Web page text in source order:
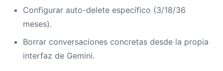
Configurar auto-delete específico (3/18/36
meses).
Borrar conversaciones concretas desde la propia
interfaz de Gemini.